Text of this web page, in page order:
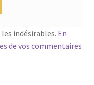
indésirables. En
de vos commentaires